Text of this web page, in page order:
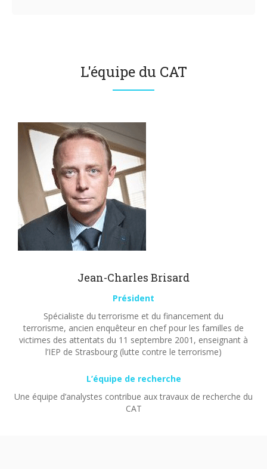
L'équipe du CAT
Jean-Charles Brisard
Président
Spécialiste du terrorisme et du financement du
terrorisme, ancien enquêteur en chef pour les familles de
victimes des attentats du 11 septembre 2001, enseignant à
l’IEP de Strasbourg (lutte contre le terrorisme)
L’équipe de recherche
Une équipe d’analystes contribue aux travaux de recherche du
CAT